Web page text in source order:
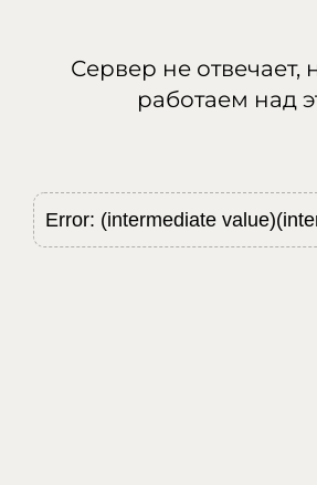
Сервер не отвечает,
работаем над